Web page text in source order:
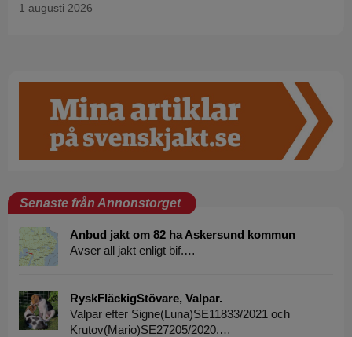
1 augusti 2026
Senaste från Annonstorget
Anbud jakt om 82 ha Askersund kommun
Avser all jakt enligt bif.…
RyskFläckigStövare, Valpar.
Valpar efter Signe(Luna)SE11833/2021 och
Krutov(Mario)SE27205/2020.…